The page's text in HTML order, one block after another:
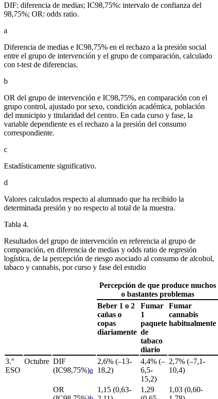
DIF: diferencia de medias; IC98,75%: intervalo de confianza del
98,75%; OR: odds ratio.
a
Diferencia de medias e IC98,75% en el rechazo a la presión social
entre el grupo de intervención y el grupo de comparación, calculado
con t-test de diferencias.
b
OR del grupo de intervención e IC98,75%, en comparación con el
grupo control, ajustado por sexo, condición académica, población
del municipio y titularidad del centro. En cada curso y fase, la
variable dependiente es el rechazo a la presión del consumo
correspondiente.
c
Estadísticamente significativo.
d
Valores calculados respecto al alumnado que ha recibido la
determinada presión y no respecto al total de la muestra.
Tabla 4.
Resultados del grupo de intervención en referencia al grupo de
comparación, en diferencia de medias y odds ratio de regresión
logística, de la percepción de riesgo asociado al consumo de alcohol,
tabaco y cannabis, por curso y fase del estudio
Percepción de que produce muchos
o bastantes problemas
Beber 1 o 2
cañas o
copas
diariamente
Fumar
1
paquete
de
tabaco
diario
Fumar
cannabis
habitualmente
3.°
ESO
Octubre DIF
(IC98,75%)a
2,6% (–13-
18,2)
4,4% (–
6,5-
15,2)
2,7% (–7,1-
10,4)
OR
1,15 (0,63-
1,29
1,03 (0,60-